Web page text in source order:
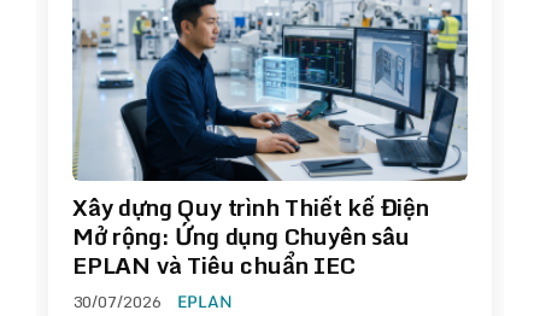
Xây dựng Quy trình Thiết kế Điện
Mở rộng: Ứng dụng Chuyên sâu
EPLAN và Tiêu chuẩn IEC
30/07/2026 EPLAN